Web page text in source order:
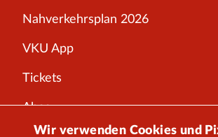
Wir verwenden Cookies und
Nahverkehrsplan 2026
VKU App
Tickets
Abos